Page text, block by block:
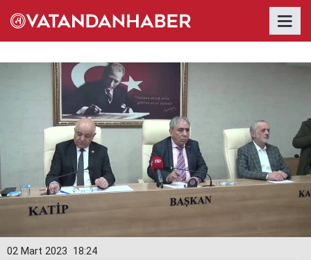
18:24
02 Mart 2023